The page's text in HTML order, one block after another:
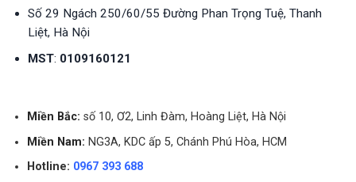
đáp ứng các yêu cầu khắt khe về độ bền và độ
ổn định trong quá trình vận hành. Vì vậy, các kết
nối mặt bích thường có tuổi thọ dài và độ bền
kích thước lớn. Kết nối mặt bích chịu được áp lực
cao giúp đảm bảo hoạt động ổn định của hệ
thống
Số 29 Ngách 250/60/55 Đường Phan Trọng Tuệ, Thanh
Liệt, Hà Nội
MST: 0109160121
Miền Bắc: số 10, Ơ2, Linh Đàm, Hoàng Liệt, Hà Nội
Miền Nam: NG3A, KDC ấp 5, Chánh Phú Hòa, HCM
Hotline: 0967 393 688